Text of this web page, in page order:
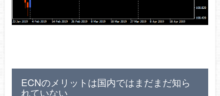
ECNのメリットは国内ではまだまだ知ら
れていない